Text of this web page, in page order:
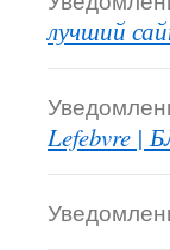
лучший
Lefebvre